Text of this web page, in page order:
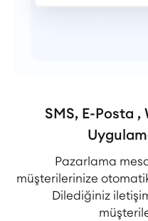
SMS, E-Posta
Pazarlama
müşterilerinize
Dilediğiniz